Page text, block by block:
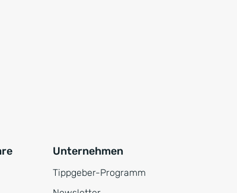
Unternehmen
Tippgeber-Programm